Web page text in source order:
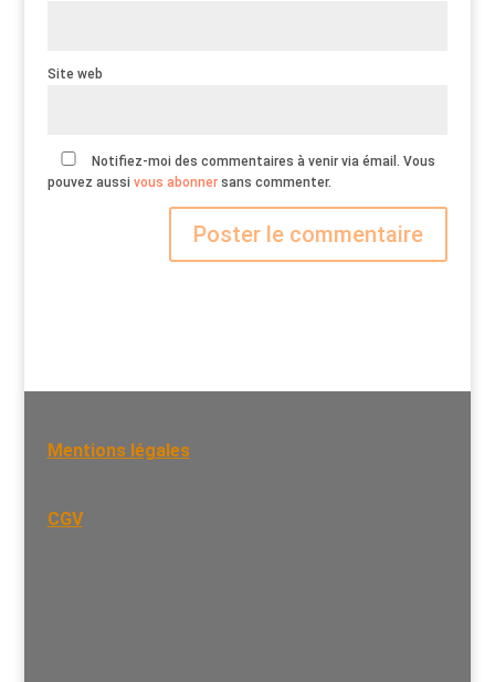
Site web
Notifiez-moi des commentaires à venir via émail. Vous
pouvez aussi vous abonnersans commenter.
Mentions légales
CGV